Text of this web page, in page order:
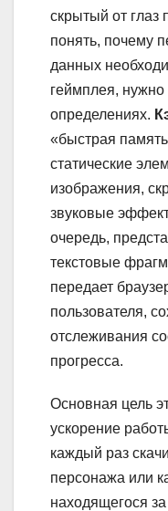
скрытый от глаз
понять, почему
данных
геймплея, нужно
определениях.
«быстрая
статические
изображения,
звуковые
очередь,
текстовые
передает
пользователя,
отслеживания
прогресса.
Основная цель
ускорение
каждый раз
персонажа или
находящегося